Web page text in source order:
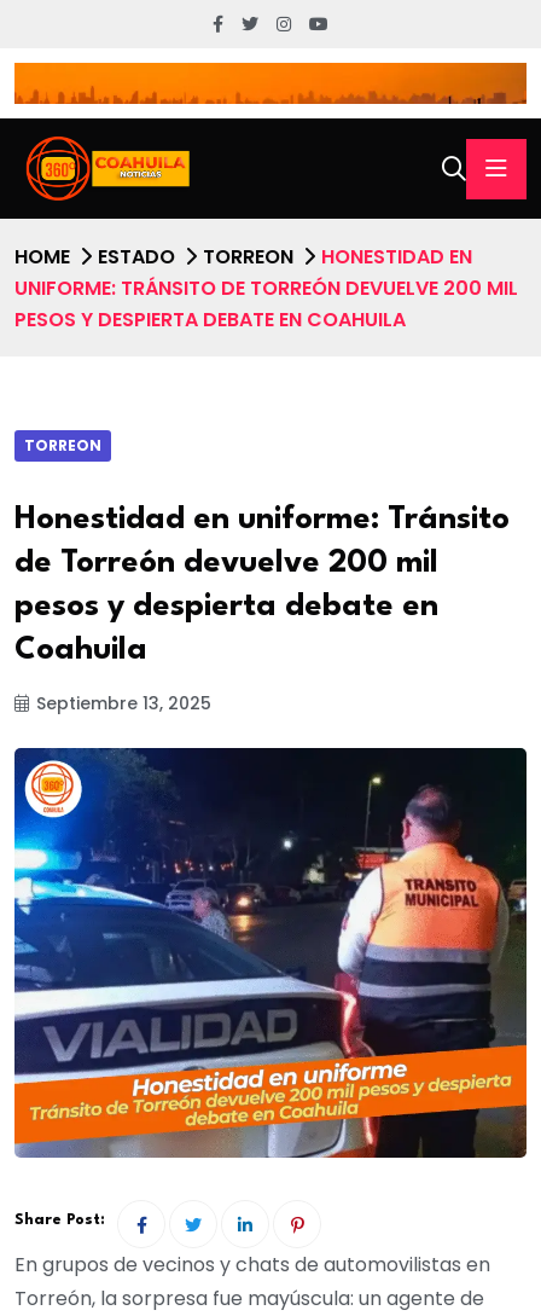
HOME ESTADO TORREON
HONESTIDAD EN
UNIFORME: TRÁNSITO DE TORREÓN DEVUELVE 200 MIL
PESOS Y DESPIERTA DEBATE EN COAHUILA
TORREON
Honestidad en uniforme: Tránsito
de Torreón devuelve 200 mil
pesos y despierta debate en
Coahuila
Septiembre 13, 2025
Share Post:
En grupos de vecinos y chats de automovilistas en
Torreón, la sorpresa fue mayúscula: un agente de